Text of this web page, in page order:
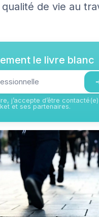
de vie au
le livre blanc
j’accepte d’être
et ses partenaires.